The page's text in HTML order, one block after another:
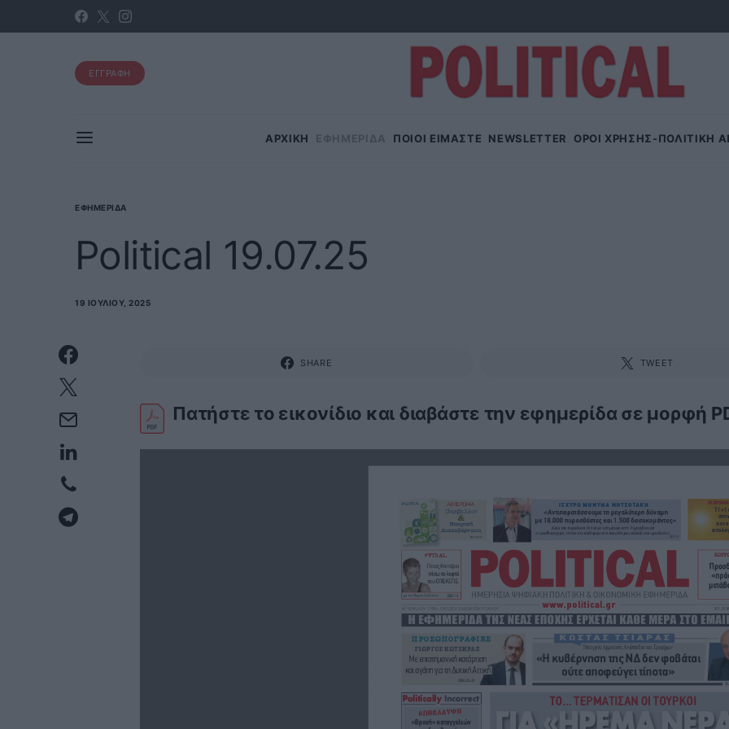
ΕΓΓΡΑΦΗ
ΑΡΧΙΚΗ ΕΦΗΜΕΡΙΔΑ ΠΟΙΟΙ ΕΙΜΑΣΤΕ NEWSLETTER OΡΟΙ ΧΡΗΣΗΣ-ΠΟΛΙΤΙΚΗ
ΕΦΗΜΕΡΊΔΑ
Political 19.07.25
19 ΙΟΥΛΊΟΥ, 2025
SHARE TWEET
Πατήστε το εικονίδιο και διαβάστε την εφημερίδα σε μορφή